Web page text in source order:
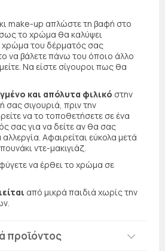
make-up απλώστε τη βαφή στο
το χρώμα θα καλύψει
χρώμα του δέρματός σας
να βάλετε πάνω του όποιο άλλο
Να είστε σίγουροι πως θα
και απόλυτα φιλικό στην
σας σιγουριά, πριν την
να το τοποθετήσετε σε ένα
σας για να δείτε αν θα σας
Αφαιρείται εύκολα μετά
ντε-μακιγιάζ.
να έρθει το χρώμα σε
από μικρά παιδιά χωρίς την
προϊόντος